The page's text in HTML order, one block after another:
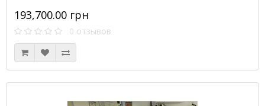
193,700.00 грн
0 отзывов